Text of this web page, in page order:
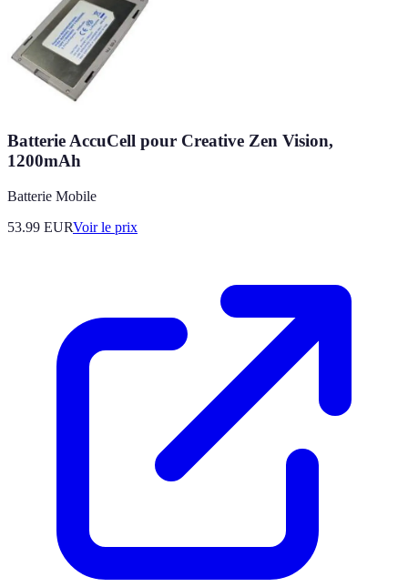
Batterie AccuCell pour Creative Zen Vision,
1200mAh
Batterie Mobile
53.99 EURVoir le prix